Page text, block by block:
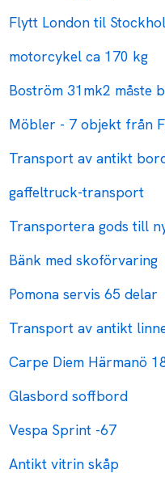
Flytt London til
motorcykel ca 170 kg
Boström 31mk2 måste
Möbler - 7 objekt från
Transport av antikt
gaffeltruck-transport
Transportera gods till
Bänk med skoförvaring
Pomona servis 65 delar
Transport av antikt
Carpe Diem Härmanö
Glasbord soffbord
Vespa Sprint -67
Antikt vitrin skåp